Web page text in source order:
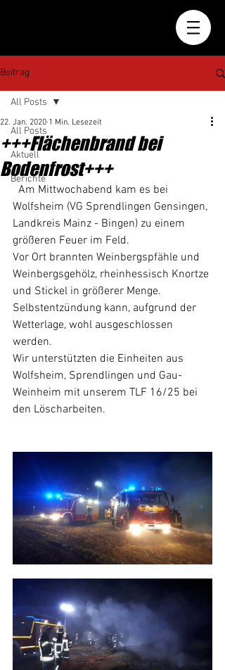
Beitrag
All Posts
Aktuell
Berichte
All Posts
+++Flächenbrand bei
Bodenfrost+++
22. Jan. 2020 1 Min. Lesezeit
Wolfsheim (VG Sprendlingen Gensingen,
Landkreis Mainz - Bingen) zu einem
größeren Feuer im Feld.
Vor Ort brannten Weinbergspfähle und
Weinbergsgehölz, rheinhessisch Knortze
und Stickel in größerer Menge.
Selbstentzündung kann, aufgrund der
Wetterlage, wohl ausgeschlossen
werden.
Wir unterstützten die Einheiten aus
Wolfsheim, Sprendlingen und Gau-
Weinheim mit unserem TLF 16/25 bei
den Löscharbeiten.